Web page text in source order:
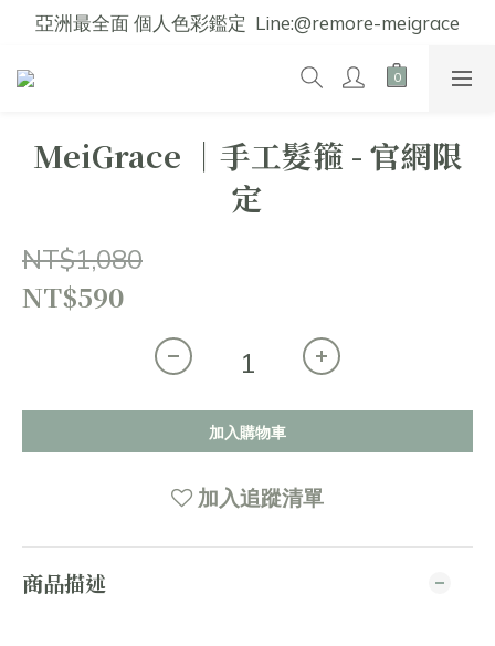
亞洲最全面 個人色彩鑑定  Line:@remore-meigrace
MeiGrace │手工髮箍 - 官網限
定
NT$1,080
NT$590
加入購物車
加入追蹤清單
商品描述